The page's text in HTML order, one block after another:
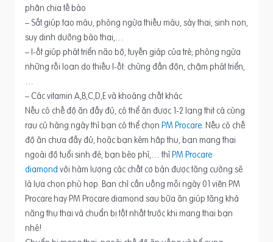
phân chia tế bào
– Sắt giúp tạo máu, phòng ngừa thiếu máu, sảy thai, sinh non,
suy dinh dưỡng bào thai,…
– I-ốt giúp phát triển não bộ, tuyến giáp của trẻ; phòng ngừa
những rối loạn do thiếu I-ốt: chứng đần độn, chậm phát triển,
…
– Các vitamin A,B,C,D,E và khoáng chất khác
Nếu có chế độ ăn đầy đủ, có thể ăn được 1-2 lạng thịt cá cùng
rau củ hàng ngày thì bạn có thể chọn PM Procare.Nếu có chế
độ ăn chưa đầy đủ, hoặc bạn kém hâp thu, bạn mang thai
ngoài độ tuổi sinh đẻ, bạn béo phì,… thìPM Procare
diamond với hàm lượng các chất cơ bản được tăng cường sẽ
là lựa chọn phù hợp. Bạn chỉ cần uống mỗi ngày 01 viên PM
Procare hay PM Procare diamond sau bữa ăn giúp tăng khả
năng thụ thai và chuẩn bị tốt nhất trước khi mang thai bạn
nhé!